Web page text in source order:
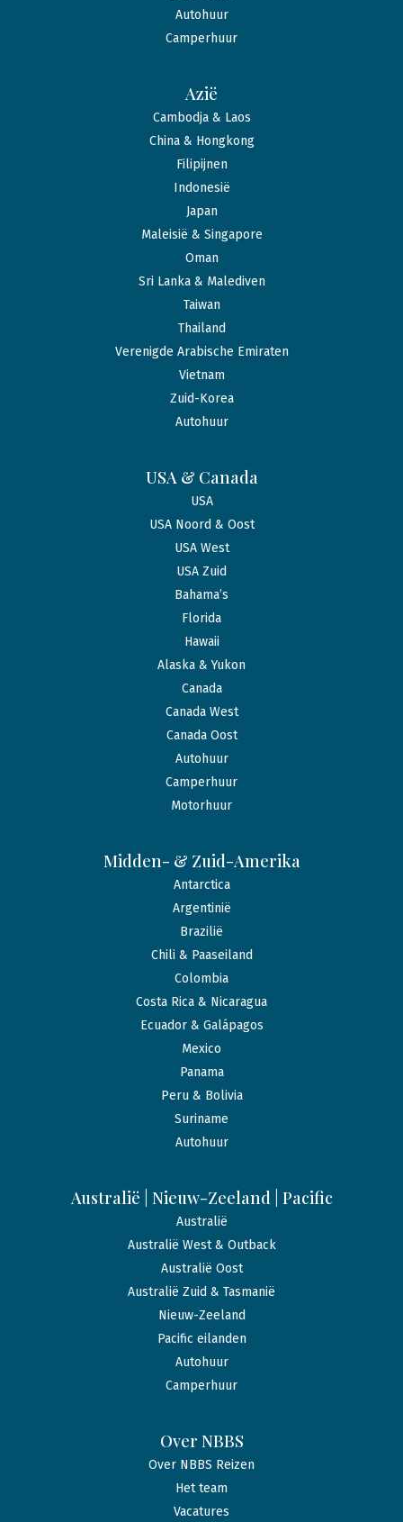
Autohuur
Camperhuur
Azië
Cambodja & Laos
China & Hongkong
Filipijnen
Indonesië
Japan
Maleisië & Singapore
Oman
Sri Lanka & Malediven
Taiwan
Thailand
Verenigde Arabische Emiraten
Vietnam
Zuid-Korea
Autohuur
USA & Canada
USA
USA Noord & Oost
USA West
USA Zuid
Bahama’s
Florida
Hawaii
Alaska & Yukon
Canada
Canada West
Canada Oost
Autohuur
Camperhuur
Motorhuur
Midden- & Zuid-Amerika
Antarctica
Argentinië
Brazilië
Chili & Paaseiland
Colombia
Costa Rica & Nicaragua
Ecuador & Galápagos
Mexico
Panama
Peru & Bolivia
Suriname
Autohuur
Australië | Nieuw-Zeeland | Pacific
Australië
Australië West & Outback
Australië Oost
Australië Zuid & Tasmanië
Nieuw-Zeeland
Pacific eilanden
Autohuur
Camperhuur
Over NBBS
Over NBBS Reizen
Het team
Vacatures